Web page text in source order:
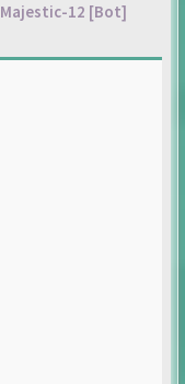
Majestic-12 [Bot]